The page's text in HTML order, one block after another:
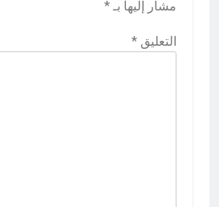
مشار إليها بـ *
التعليق *